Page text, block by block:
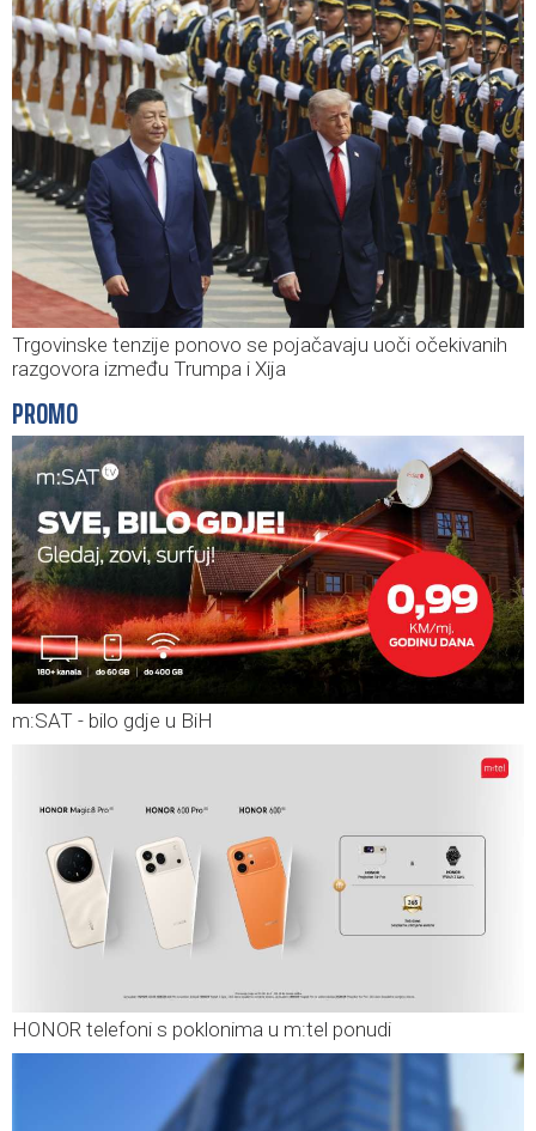
Trgovinske tenzije ponovo se pojačavaju uoči očekivanih
razgovora između Trumpa i Xija
PROMO
m:SAT - bilo gdje u BiH
HONOR telefoni s poklonima u m:tel ponudi